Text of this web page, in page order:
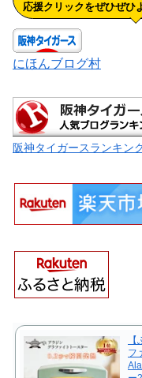
応援クリックをぜひぜひ
にほんブログ村
阪神タイガースランキン
フ